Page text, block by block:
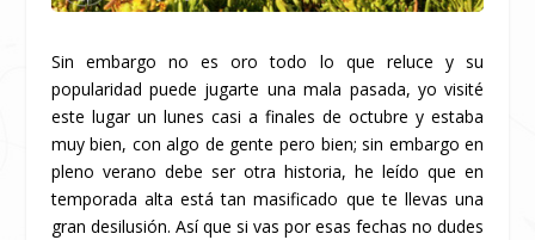
Sin embargo no es oro todo lo que reluce y su
popularidad puede jugarte una mala pasada, yo visité
este lugar un lunes casi a finales de octubre y estaba
muy bien, con algo de gente pero bien; sin embargo en
pleno verano debe ser otra historia, he leído que en
temporada alta está tan masificado que te llevas una
gran desilusión. Así que si vas por esas fechas no dudes